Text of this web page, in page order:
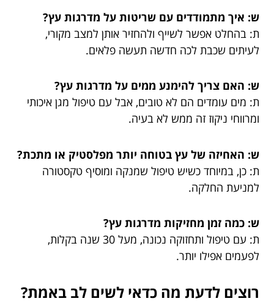
ש: איך מתמודדים עם שריטות על מדרגות עץ?
ת: בהחלט אפשר לשייף ולהחזיר אותן למצב מקורי,
לעיתים שכבת לכה חדשה תעשה פלאים.
ש: האם צריך להימנע ממים על מדרגות עץ?
ת: מים עומדים הם לא טובים, אבל עם טיפול מגן איכותי
ומרווחי ניקוז זה ממש לא בעיה.
ש: האחיזה של עץ בטוחה יותר מפלסטיק או מתכת?
ת: כן, במיוחד כשיש טיפול שמנקה ומוסיף טקסטורה
למניעת החלקה.
ש: כמה זמן מחזיקות מדרגות עץ?
ת: עם טיפול ותחזוקה נכונה, מעל 30 שנה בקלות,
לפעמים אפילו יותר.
רוצים לדעת מה כדאי לשים לב באמת?